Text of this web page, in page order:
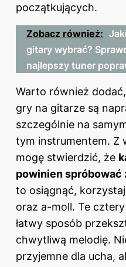
początkujących.
Zobacz również:
gitary wybrać?
najlepszy tuner
Warto również
gry na gitarze są
szczególnie na
tym instrumentem. Z
mogę stwierdzić, że
powinien spróbować
to osiągnąć,
oraz a-moll. Te
łatwy sposób
chwytliwą melodię.
przyjemne dla ucha,